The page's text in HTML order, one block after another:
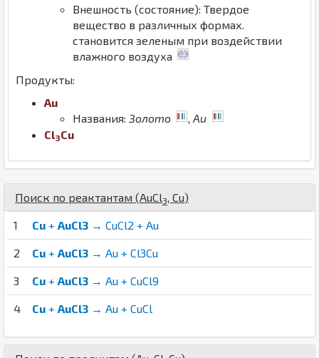
Внешность (состояние): Твердое
вещество в различных формах.
становится зеленым при воздействии
влажного воздуха
Продукты:
Au
Названия: Золото ,Au
Cl3Cu
Поиск по реактантам (AuCl3, Cu)
1 Cu + AuCl3 → CuCl2 + Au
2 Cu + AuCl3 → Au + Cl3Cu
3 Cu + AuCl3 → Au + CuCl9
4 Cu + AuCl3 → Au + CuCl